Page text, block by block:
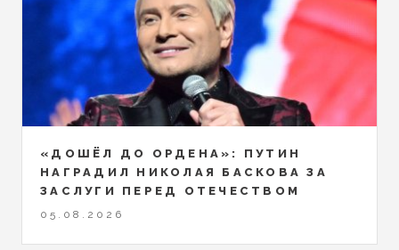
«ДОШЁЛ ДО ОРДЕНА»: ПУТИН
НАГРАДИЛ НИКОЛАЯ БАСКОВА ЗА
ЗАСЛУГИ ПЕРЕД ОТЕЧЕСТВОМ
05.08.2026